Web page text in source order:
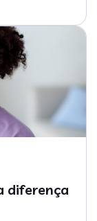
diferença